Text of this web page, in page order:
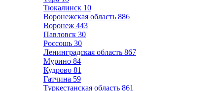
Тюкалинск 10
Воронежская область 886
Воронеж 443
Павловск 30
Россошь 30
Ленинградская область 867
Мурино 84
Кудрово 81
Гатчина 59
Туркестанская область 861